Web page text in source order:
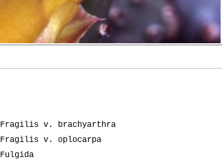
Fragilis v. brachyarthra
Fragilis v. oplocarpa
Fulgida